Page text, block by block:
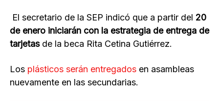
El secretario de la SEP indicó que a partir del 20
de enero iniciarán con la estrategia de entrega de
tarjetasde la beca Rita Cetina Gutiérrez.
Los plásticos serán entregados en asambleas
nuevamente en las secundarias.